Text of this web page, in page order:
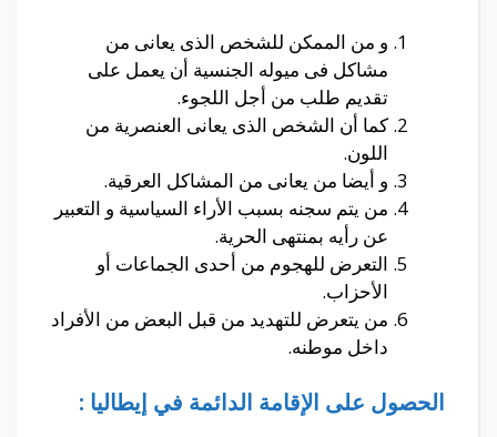
و من الممكن للشخص الذى يعانى من
مشاكل فى ميوله الجنسية أن يعمل على
تقديم طلب من أجل اللجوء.
كما أن الشخص الذى يعانى العنصرية من
اللون.
و أيضا من يعانى من المشاكل العرقية.
من يتم سجنه بسبب الأراء السياسية و التعبير
عن رأيه بمنتهى الحرية.
التعرض للهجوم من أحدى الجماعات أو
الأحزاب.
من يتعرض للتهديد من قبل البعض من الأفراد
داخل موطنه.
الحصول على الإقامة الدائمة في إيطاليا :